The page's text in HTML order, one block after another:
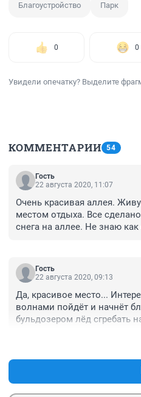
Благоустройство Парк
0 0
Увидели опечатку? Выделите
КОММЕНТАРИИ 54
Гость
22 августа 2020, 11:07
Очень красивая аллея.
местом отдыха. Все
снега на аллее. Не знаю
Гость
22 августа 2020, 09:13
Да, красивое место...
волнами пойдёт и начнёт
бульдозером лёд сгребать